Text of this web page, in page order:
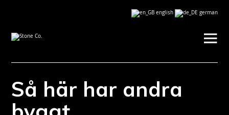
×
Så här har andra